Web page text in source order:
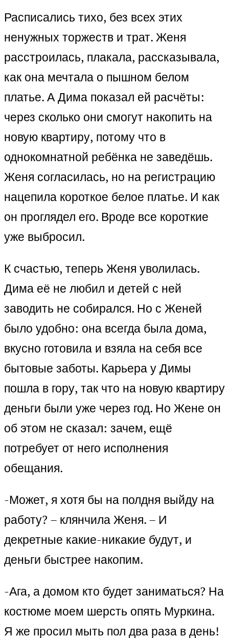
Расписались тихо, без всех этих
ненужных торжеств и трат. Женя
расстроилась, плакала, рассказывала,
как она мечтала о пышном белом
платье. А Дима показал ей расчёты:
через сколько они смогут накопить на
новую квартиру, потому что в
однокомнатной ребёнка не заведёшь.
Женя согласилась, но на регистрацию
нацепила короткое белое платье. И как
он проглядел его. Вроде все короткие
уже выбросил.
К счастью, теперь Женя уволилась.
Дима её не любил и детей с ней
заводить не собирался. Но с Женей
было удобно: она всегда была дома,
вкусно готовила и взяла на себя все
бытовые заботы. Карьера у Димы
пошла в гору, так что на новую квартиру
деньги были уже через год. Но Жене он
об этом не сказал: зачем, ещё
потребует от него исполнения
обещания.
-Может, я хотя бы на полдня выйду на
работу? – клянчила Женя. – И
декретные какие-никакие будут, и
деньги быстрее накопим.
-Ага, а домом кто будет заниматься? На
костюме моем шерсть опять Муркина.
Я же просил мыть пол два раза в день!